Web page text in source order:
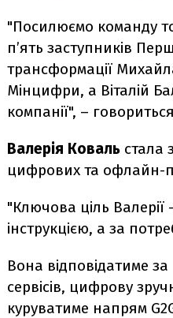
"Посилюємо команду
пʼять заступників
трансформації
Мінцифри, а Віталій
компанії", –
Валерія Коваль стала
цифрових та офлайн-
"Ключова ціль
інструкцією, а за
Вона відповідатиме
сервісів, цифрову
куруватиме напрям